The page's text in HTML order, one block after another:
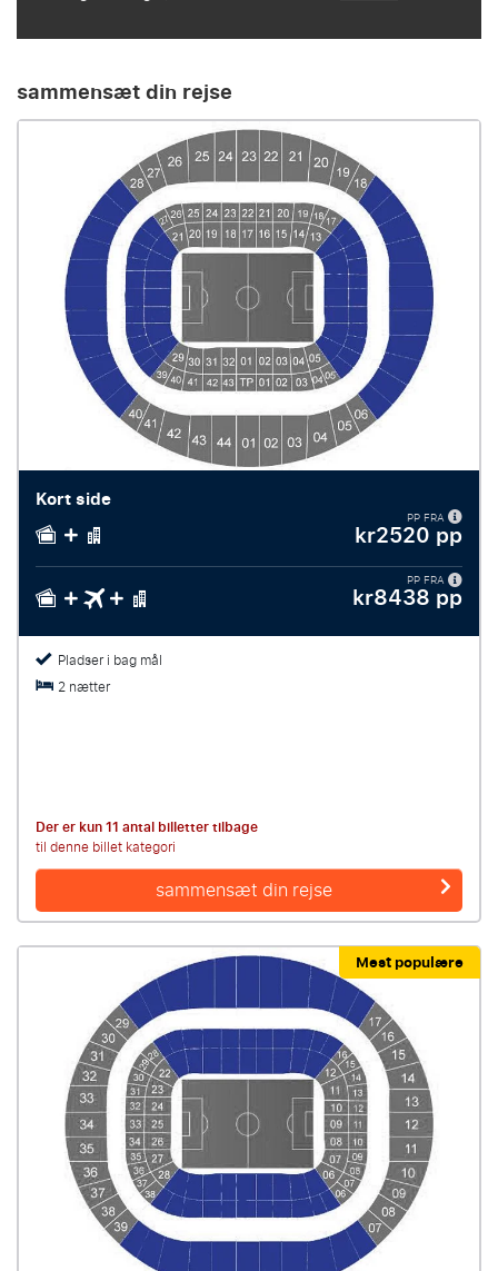
sammensæt din rejse
Kort side
PP FRA
kr2520 pp
PP FRA
kr8438 pp
Pladser i bag mål
2 nætter
Der er kun 11 antal billetter tilbage
til denne billet kategori
sammensæt din rejse
Mest populære